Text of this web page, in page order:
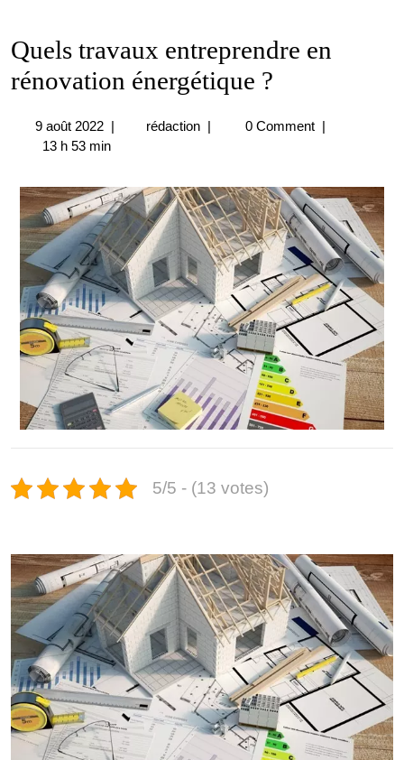
Quels travaux entreprendre en
rénovation énergétique ?
9 août 20229
août
| rédactionQuels
en
rénovation
énergétique
?
| 0 Comment |
13 h 53 min
5/5 - (13 votes)